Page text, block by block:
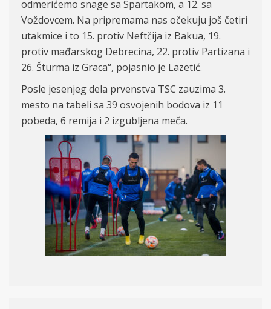
odmerićemo snage sa Spartakom, a 12. sa
Voždovcem. Na pripremama nas očekuju još četiri
utakmice i to 15. protiv Neftčija iz Bakua, 19.
protiv mađarskog Debrecina, 22. protiv Partizana i
26. Šturma iz Graca“, pojasnio je Lazetić.
Posle jesenjeg dela prvenstva TSC zauzima 3.
mesto na tabeli sa 39 osvojenih bodova iz 11
pobeda, 6 remija i 2 izgubljena meča.